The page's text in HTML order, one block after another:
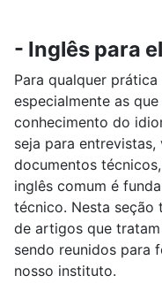
- Inglês para
Para qualquer
especialmente as
conhecimento do
seja para
documentos
inglês comum é
técnico. Nesta seção
de artigos que
sendo reunidos para
nosso instituto.